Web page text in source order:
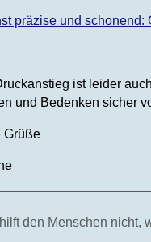
präzise und schonend:
ist leider
und Bedenken sicher
Grüße
den Menschen nicht,